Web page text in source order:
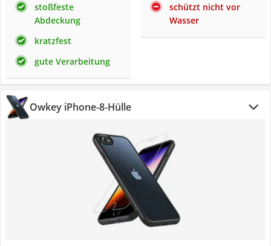
stoßfeste
Abdeckung
kratzfest
gute Verarbeitung
schützt nicht vor
Wasser
Owkey iPhone-8-Hülle